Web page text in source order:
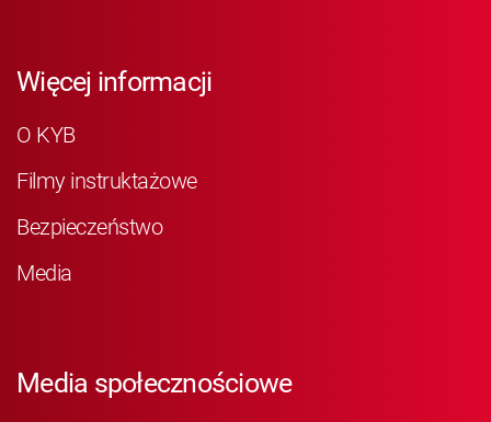
Więcej informacji
O KYB
Filmy instruktażowe
Bezpieczeństwo
Media
Media społecznościowe